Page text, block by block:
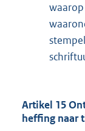
Artikel 15
heffing naar